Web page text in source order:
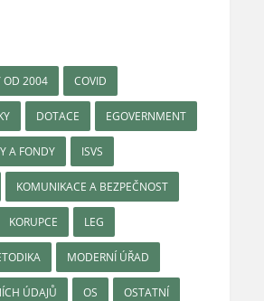
OD 2004 COVID
DOTACE EGOVERNMENT
A FONDY ISVS
KOMUNIKACE A BEZPEČNOST
KORUPCE LEG
MODERNÍ ÚŘAD
ÚDAJŮ OS OSTATNÍ